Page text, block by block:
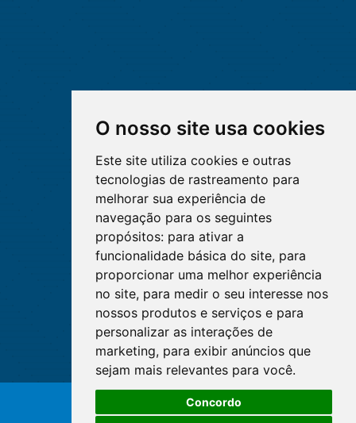
O nosso site usa cookies
Este site utiliza cookies e outras
tecnologias de rastreamento para
melhorar sua experiência de
navegação para os seguintes
propósitos: para ativar a
funcionalidade básica do site, para
proporcionar uma melhor experiência
no site, para medir o seu interesse nos
nossos produtos e serviços e para
personalizar as interações de
marketing, para exibir anúncios que
sejam mais relevantes para você.
Concordo
© Copyright 2026 - Cofen/CORENs